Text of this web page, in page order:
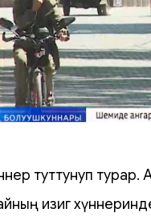
туттунуп
изиг